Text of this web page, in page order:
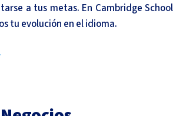
a tus metas. En Cambridge School
tu evolución en el idioma.